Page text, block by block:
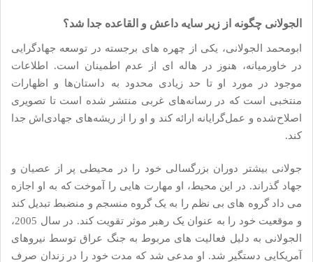
الجولانی چگونه از زیر سایه داعش و القاعده جدا شد؟
ابومحمد الجولانی، یکی از چهره های برجسته در توسعه جهادگرایی
در خاورمیانه، هنوز در هاله ای از عدم اطمینان است. اطلاعات
موجود در مورد او تا حد زیادی محدود به داستان‌ها و اظهارات
منتخبی است که در رسانه‌های غربی منتشر شده است تا تصویری
اصلاح‌شده و عمل‌گرایانه ارائه کند و او را از ریشه‌های جهادی‌اش جدا
کند.
جولانی بیشتر دوران بزرگسالی خود را در محیطی پر از عصیان و
جهاد گذراند. در این محیط، او مهارت هایی را آموخت که به او اجازه
می داد گروه های بی نظم را به یک گروه منسجم و منضبط تبدیل کند
و موقعیت خود را به عنوان یک رهبر موثر تقویت کند. در سال 2005،
الجولانی به دلیل فعالیت های مربوط به جنگ عراق توسط نیروهای
آمریکایی دستگیر شد. او مدعی شد که مدت خود را در زندان صرف